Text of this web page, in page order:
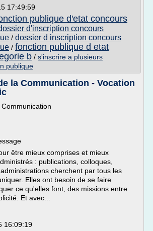
17:49:59
publique d'etat concours
d'inscription concours
/ dossier d inscription concours
/ fonction publique d etat
b / s'inscrire a plusieurs
publique
la Communication - Vocation
être mieux comprises et mieux
: publications, colloques,
cherchent par tous les
Elles ont besoin de se faire
ce qu'elles font, des missions entre
Et avec...
16:09:19